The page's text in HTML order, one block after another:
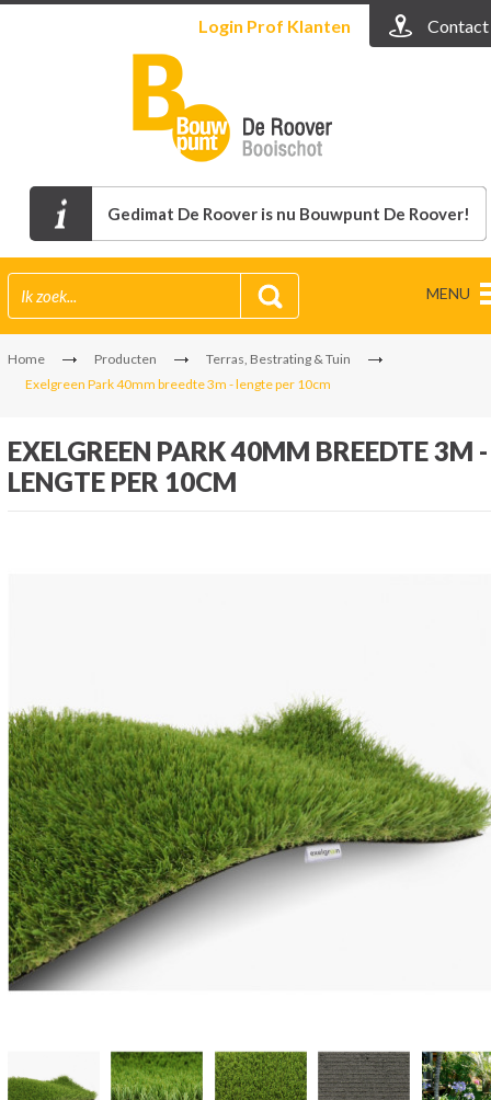
Login Prof Klanten Contact
Gedimat De Roover is nu Bouwpunt De Roover!
MENU
Home Producten
Terras, Bestrating & Tuin
Exelgreen Park 40mm breedte 3m - lengte per 10cm
EXELGREEN PARK 40MM BREEDTE 3M -
LENGTE PER 10CM